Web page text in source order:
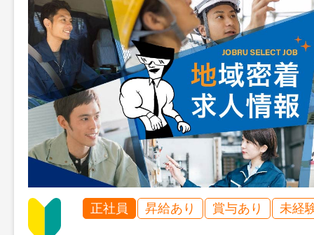
正社員 昇給あり 賞与あり 未経